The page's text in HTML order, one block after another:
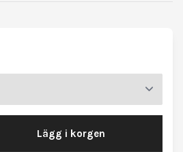
Lägg i korgen